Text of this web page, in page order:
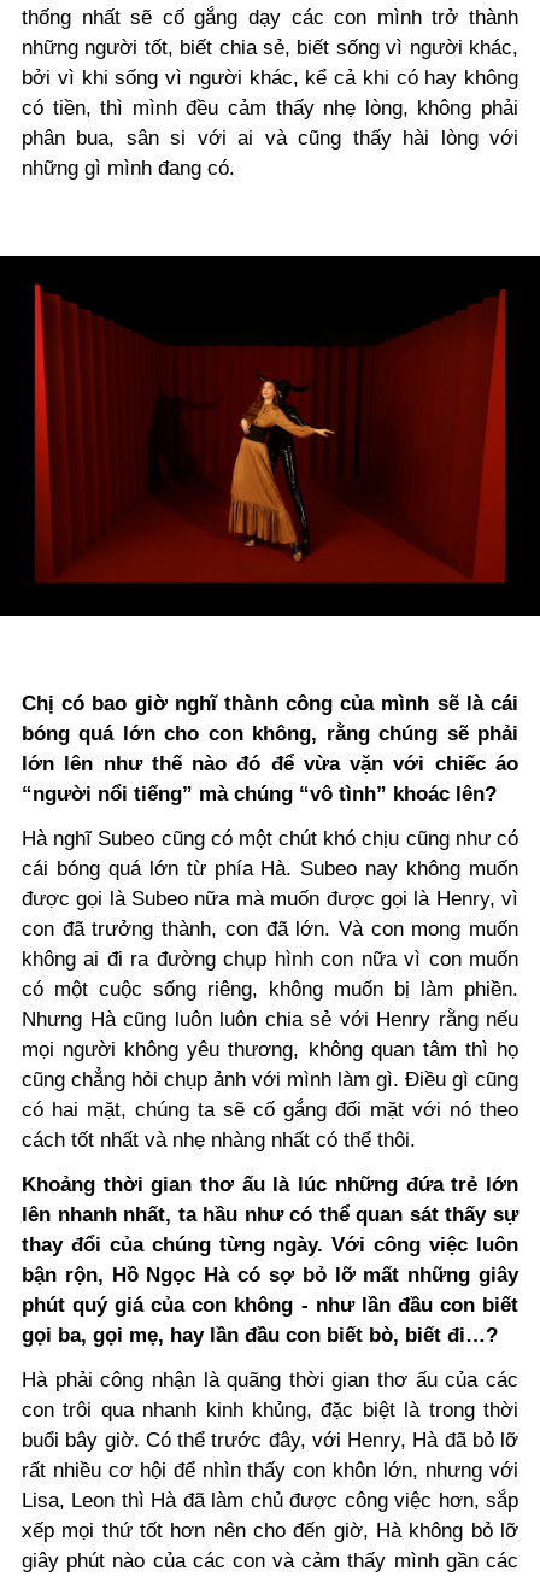
thống nhất sẽ cố gắng dạy các con mình trở thành
những người tốt, biết chia sẻ, biết sống vì người khác,
bởi vì khi sống vì người khác, kể cả khi có hay không
có tiền, thì mình đều cảm thấy nhẹ lòng, không phải
phân bua, sân si với ai và cũng thấy hài lòng với
những gì mình đang có.
Chị có bao giờ nghĩ thành công của mình sẽ là cái
bóng quá lớn cho con không, rằng chúng sẽ phải
lớn lên như thế nào đó để vừa vặn với chiếc áo
“người nổi tiếng” mà chúng “vô tình” khoác lên?
Hà nghĩ Subeo cũng có một chút khó chịu cũng như có
cái bóng quá lớn từ phía Hà. Subeo nay không muốn
được gọi là Subeo nữa mà muốn được gọi là Henry, vì
con đã trưởng thành, con đã lớn. Và con mong muốn
không ai đi ra đường chụp hình con nữa vì con muốn
có một cuộc sống riêng, không muốn bị làm phiền.
Nhưng Hà cũng luôn luôn chia sẻ với Henry rằng nếu
mọi người không yêu thương, không quan tâm thì họ
cũng chẳng hỏi chụp ảnh với mình làm gì. Điều gì cũng
có hai mặt, chúng ta sẽ cố gắng đối mặt với nó theo
cách tốt nhất và nhẹ nhàng nhất có thể thôi.
Khoảng thời gian thơ ấu là lúc những đứa trẻ lớn
lên nhanh nhất, ta hầu như có thể quan sát thấy sự
thay đổi của chúng từng ngày. Với công việc luôn
bận rộn, Hồ Ngọc Hà có sợ bỏ lỡ mất những giây
phút quý giá của con không - như lần đầu con biết
gọi ba, gọi mẹ, hay lần đầu con biết bò, biết đi…?
Hà phải công nhận là quãng thời gian thơ ấu của các
con trôi qua nhanh kinh khủng, đặc biệt là trong thời
buổi bây giờ. Có thể trước đây, với Henry, Hà đã bỏ lỡ
rất nhiều cơ hội để nhìn thấy con khôn lớn, nhưng với
Lisa, Leon thì Hà đã làm chủ được công việc hơn, sắp
xếp mọi thứ tốt hơn nên cho đến giờ, Hà không bỏ lỡ
giây phút nào của các con và cảm thấy mình gần các